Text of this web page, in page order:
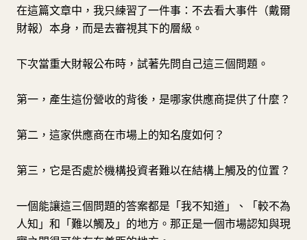
在這篇文章中，我只練習了一件事：不去看大事件（戴爾
財報）本身，而是去審視其下的層級。
下次當重大財報公布時，試著先問自己這三個問題。
第一，產生這份營收的背後，是哪家供應商提供了什麼？
第二，這家供應商在市場上的知名度如何？
第三，它是否處於機構投資者難以在結構上觸及的位置？
一個能讓這三個問題的答案都是「我不知道」、「較不為
人知」和「難以觸及」的地方。那正是一個市場認知與現